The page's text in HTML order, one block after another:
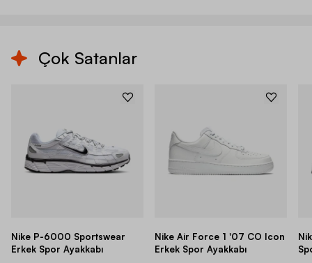
Çok Satanlar
Nike P-6000 Sportswear
Erkek Spor Ayakkabı
Nike Air Force 1 '07 CO Icon
Erkek Spor Ayakkabı